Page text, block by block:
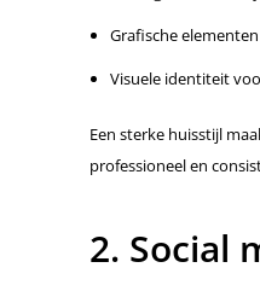
Grafische
Visuele identiteit
Een sterke huisstijl
professioneel en
2. Social